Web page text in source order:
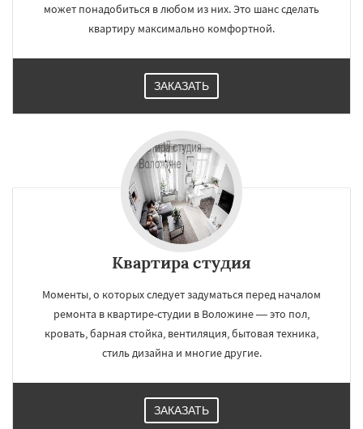
может понадобиться в любом из них. Это шанс сделать
квартиру максимально комфортной.
ЗАКАЗАТЬ
Квартира студия
Моменты, о которых следует задуматься перед началом
ремонта в квартире-студии в Воложине — это пол,
кровать, барная стойка, вентиляция, бытовая техника,
стиль дизайна и многие другие.
ЗАКАЗАТЬ